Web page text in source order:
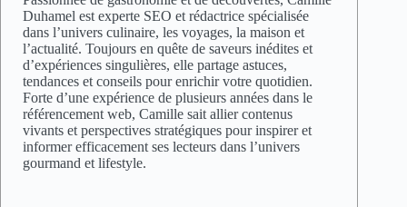
Duhamel est experte SEO et rédactrice spécialisée
dans l’univers culinaire, les voyages, la maison et
l’actualité. Toujours en quête de saveurs inédites et
d’expériences singulières, elle partage astuces,
tendances et conseils pour enrichir votre quotidien.
Forte d’une expérience de plusieurs années dans le
référencement web, Camille sait allier contenus
vivants et perspectives stratégiques pour inspirer et
informer efficacement ses lecteurs dans l’univers
gourmand et lifestyle.